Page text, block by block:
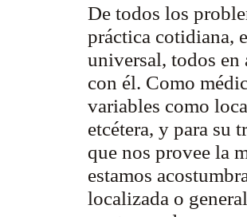
De todos los
práctica cotidiana,
universal, todos en
con él. Como
variables como
etcétera, y para su
que nos provee la
estamos
localizada o